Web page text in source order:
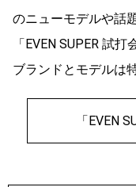
のニューモデルや話
「EVEN SUPER 試
ブランドとモデルは
「EVEN